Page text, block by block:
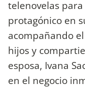
telenovelas
protagónico en
acompañando
hijos y
esposa, Ivana
en el negocio